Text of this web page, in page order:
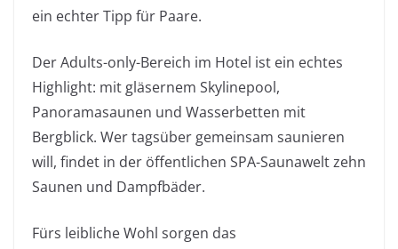
ein echter Tipp für Paare.
Der Adults-only-Bereich im Hotel ist ein echtes
Highlight: mit gläsernem Skylinepool,
Panoramasaunen und Wasserbetten mit
Bergblick. Wer tagsüber gemeinsam saunieren
will, findet in der öffentlichen SPA-Saunawelt zehn
Saunen und Dampfbäder.
Fürs leibliche Wohl sorgen das